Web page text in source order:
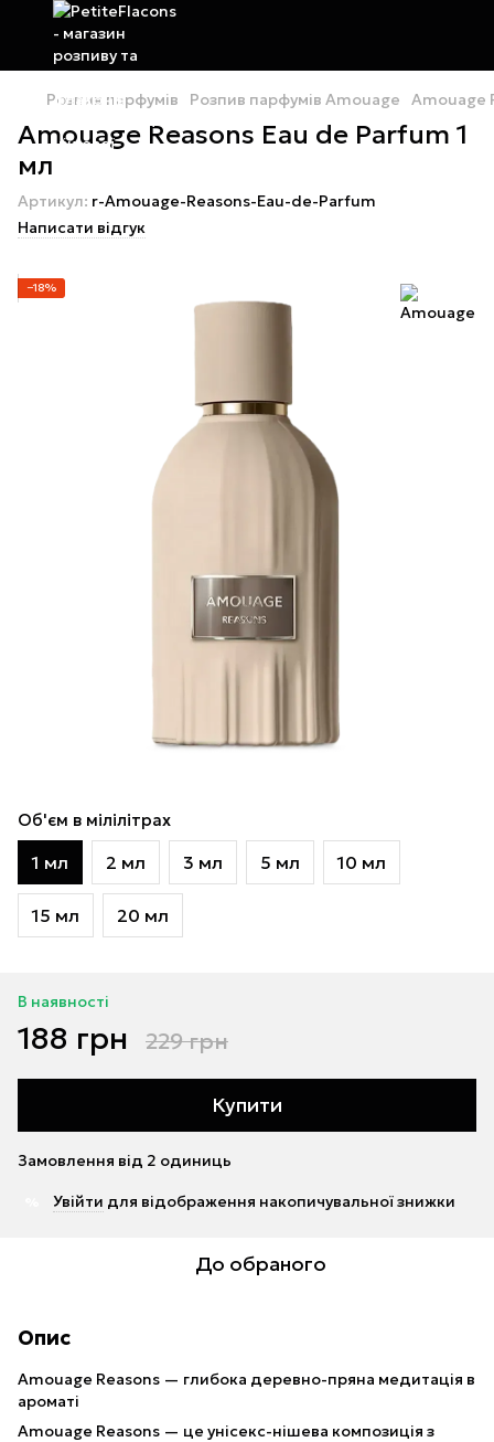
Розпив парфумів Розпив парфумів Amouage Amouage
Amouage Reasons Eau de Parfum 1
мл
Артикул: r-Amouage-Reasons-Eau-de-Parfum
Написати відгук
−18%
Об'єм в мілілітрах
1 мл 2 мл 3 мл 5 мл 10 мл
15 мл 20 мл
В наявності
188 грн 229 грн
Купити
Замовлення від 2 одиниць
Увійти для відображення накопичувальної знижки
До обраного
Опис
Amouage Reasons — глибока деревно-пряна медитація в
ароматі
Amouage Reasons — це унісекс-нішева композиція з